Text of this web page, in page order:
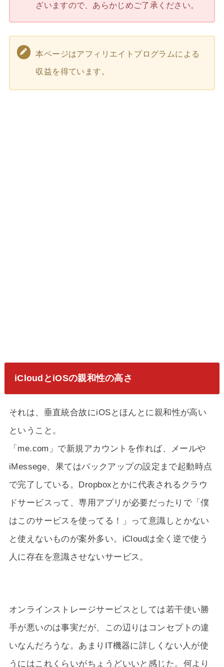
ざいますので、あらかじめご了承ください。
本ページはアフィリエイトプログラムによる
収益を得ています。
iCloudとiOSの親和性の高さ
それは、垂直統合故にiOSとほんとに親和性が高い
ということ。
「me.com」で新規アカウントを作れば、メールや
iMessege、果てはバックアップの設定まで起動時点
で完了している。Dropboxとかに代表されるクラウ
ドサービスって、専用アプリが必要だったりで「僕
はこのサービスを使ってる！」って意識しとかない
と使えないものが案外多い。iCloudは全く逆で使う
人に存在を意識させないサービス。
オンラインストレージサービスとしては若干使い勝
手が悪いのは事実だが、この辺りはコンセプトの違
いなんだろうな。あまりIT機器に詳しくない人が使
うにはこれくらいがちょうどいいと感じた。何より